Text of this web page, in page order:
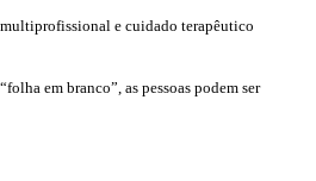
e cuidado terapêutico
em branco”, as pessoas podem ser